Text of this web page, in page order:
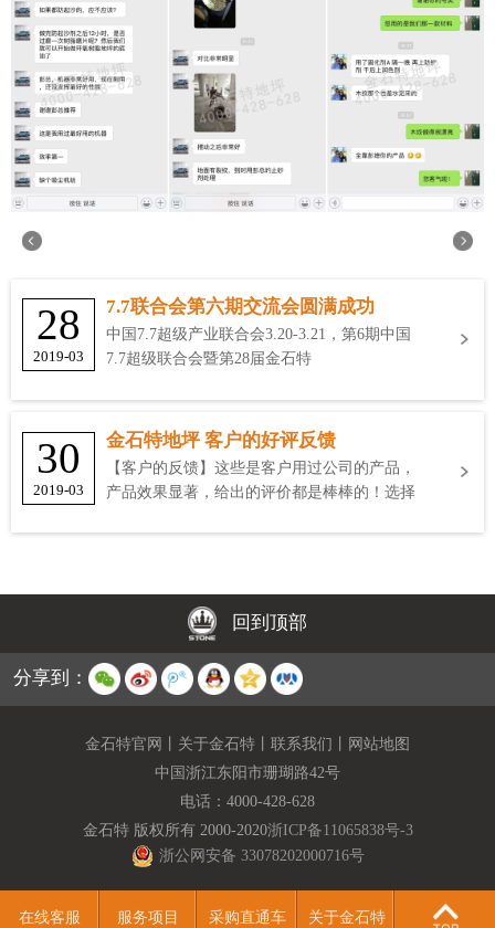
28
2019-03
7.7联合会第六期交流会圆满成功
中国7.7超级产业联合会3.20-3.21，第6期中国
7.7超级联合会暨第28届金石特
30
2019-03
金石特地坪 客户的好评反馈
【客户的反馈】这些是客户用过公司的产品，
产品效果显著，给出的评价都是棒棒的！选择
回到顶部
分享到：
金石特官网 关于金石特 联系我们
网站地图
中国浙江东阳市珊瑚路42号
电话： 4000-428-628
金石特 版权所有 2000-2020浙ICP备11065838号-3
浙公网安备 33078202000716号
在线客服 服务项目 采购直通车 关于金石特